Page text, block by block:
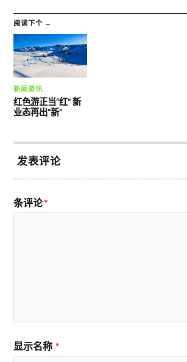
阅读下个 →
新闻资讯
红色游正当“红” 新
业态再出“新”
发表评论
条评论*
显示名称 *